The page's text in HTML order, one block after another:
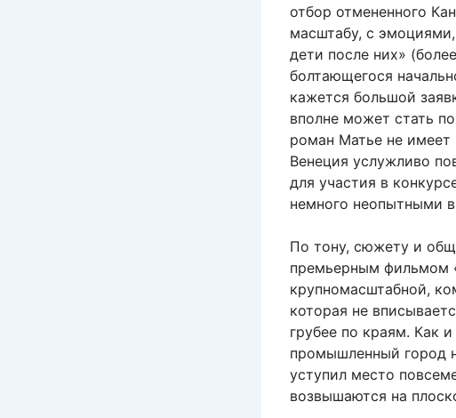
отбор отмененного
масштабу, с
дети после них»
болтающегося
кажется большой
вполне может стать
роман Матье не имеет
Венеция услужливо
для участия в
немного неопытными
По тону, сюжету и
премьерным фильмом
крупномасштабной,
которая не
грубее по краям. Как
промышленный город
уступил место
возвышаются на